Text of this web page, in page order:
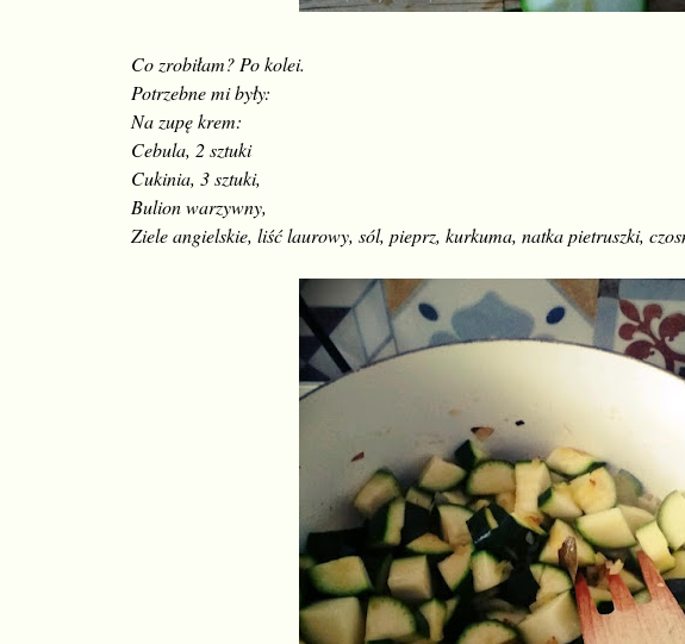
Co zrobiłam? Po kolei.
Potrzebne mi były:
Na zupę krem:
Cebula, 2 sztuki
Cukinia, 3 sztuki,
Bulion warzywny,
Ziele angielskie, liść laurowy, sól, pieprz, kurkuma, natka pietruszki,